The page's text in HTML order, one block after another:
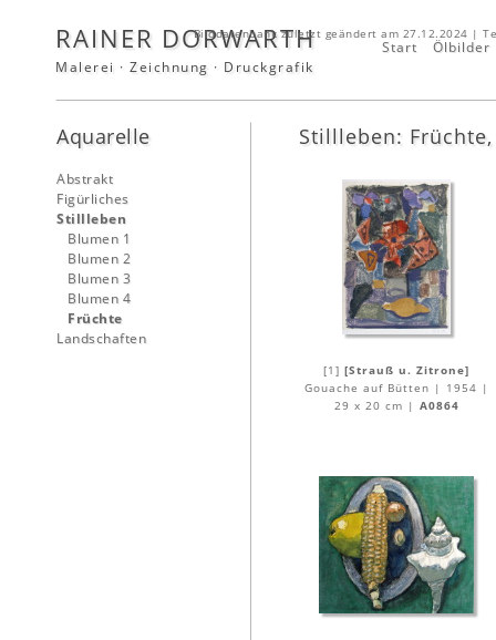
RAINER DORWARTH
Malerei · Zeichnung · Druckgrafik
Start Ölbilder
Aquarelle
Abstrakt
Figürliches
Stillleben
Blumen 1
Blumen 2
Blumen 3
Blumen 4
Früchte
Landschaften
Stillleben: Früchte,
[1] [Strauß u. Zitrone]
Gouache auf Bütten | 1954 |
29 x 20 cm | A0864
Bilddatenbank zuletzt geändert am 27.12.2024 |